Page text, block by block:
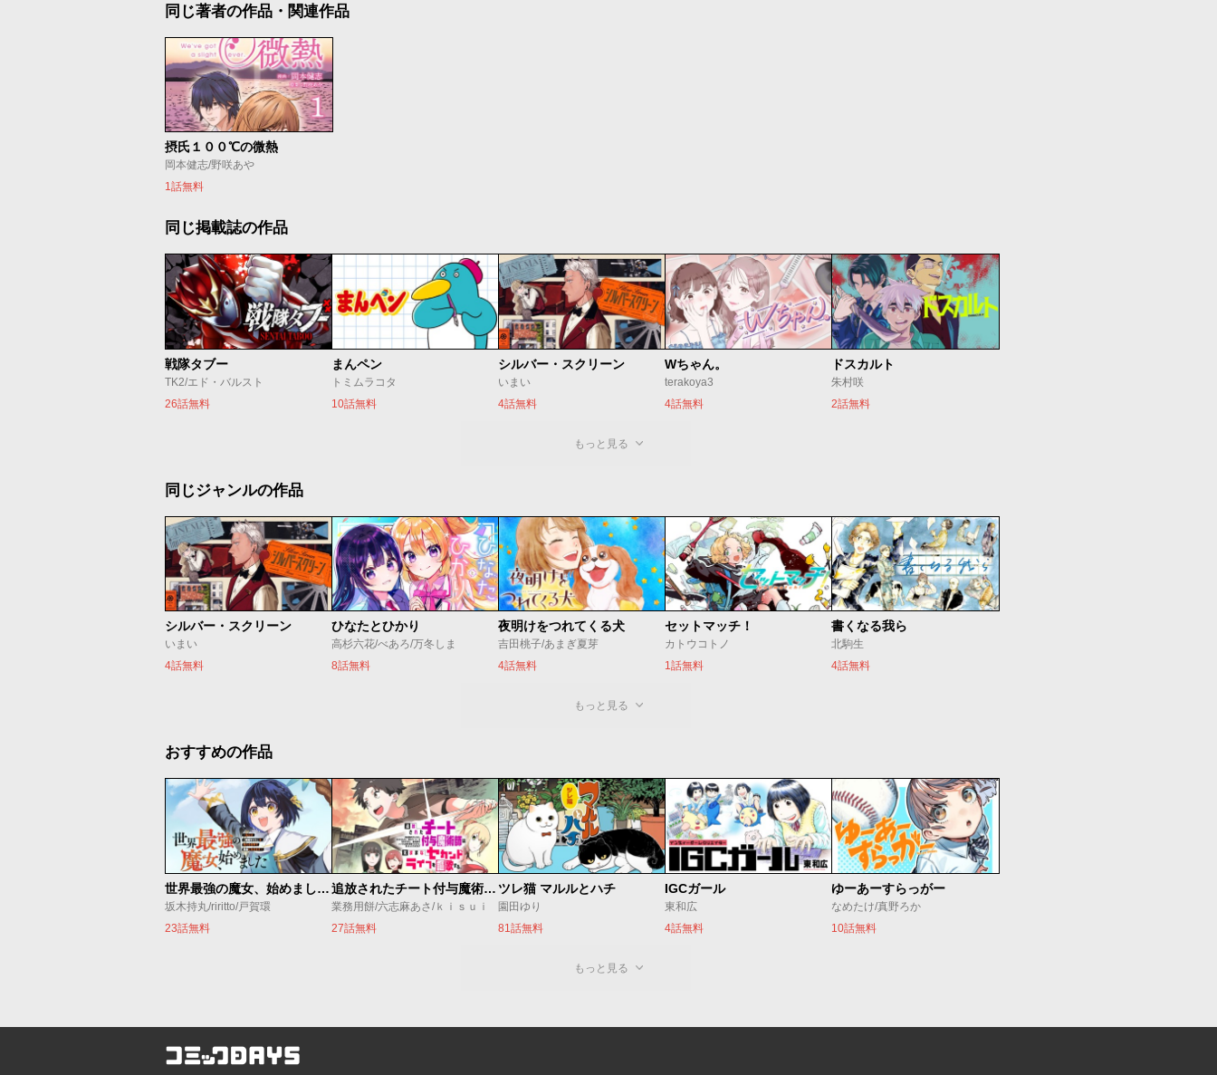
同じ著者の作品・関連作品
摂氏１００℃の微熱
岡本健志/野咲あや
1話無料
同じ掲載誌の作品
戦隊タブー
TK2/エド・バルスト
26話無料
まんペン
トミムラコタ
10話無料
シルバー・スクリーン
いまい
4話無料
Wちゃん。
terakoya3
4話無料
ドスカルト
朱村咲
2話無料
もっと見る
同じジャンルの作品
シルバー・スクリーン
いまい
4話無料
ひなたとひかり
高杉六花/べあろ/万冬しま
8話無料
夜明けをつれてくる犬
吉田桃子/あまぎ夏芽
4話無料
セットマッチ！
カトウコトノ
1話無料
書くなる我ら
北駒生
4話無料
もっと見る
おすすめの作品
世界最強の魔女、始めました ～私だけ『攻略サイト』を見れる世界で自由に生きます～
坂木持丸/riritto/戸賀環
23話無料
追放されたチート付与魔術師は気ままなセカンドライフを謳歌する。 ～俺は武器だけじゃなく、あらゆるものに『強化ポイント』を付与できるし、俺の意思でいつでも効果を解除できるけど、残った人たち大丈夫？～
業務用餅/六志麻あさ/ｋｉｓｕｉ
27話無料
ツレ猫 マルルとハチ
園田ゆり
81話無料
IGCガール
東和広
4話無料
ゆーあーすらっがー
なめたけ/真野ろか
10話無料
もっと見る
コミックDAYS